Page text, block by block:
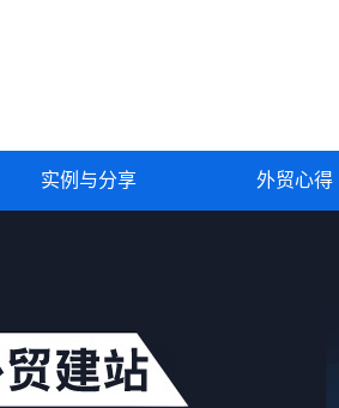
实例与分享 外贸心得